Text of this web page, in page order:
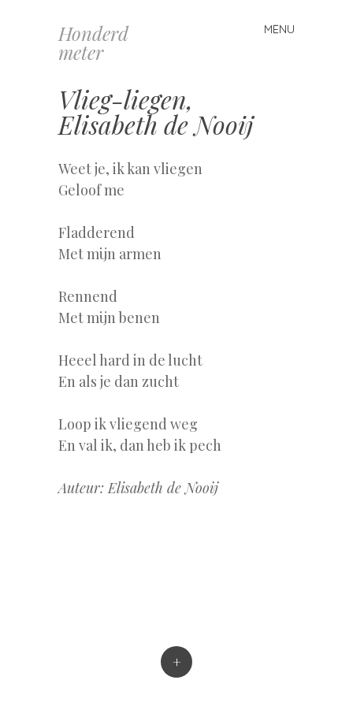
Honderd
meter
MENU
Spring
naar
Vlieg-liegen,
Elisabeth de Nooij
Weet je, ik kan vliegen
Geloof me
Fladderend
Met mijn armen
Rennend
Met mijn benen
Heeel hard in de lucht
En als je dan zucht
Loop ik vliegend weg
En val ik, dan heb ik pech
Auteur: Elisabeth de Nooij
+